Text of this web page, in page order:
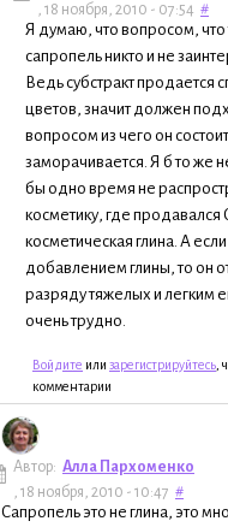
, 18 ноября, 2010 - 07:54 #
Я думаю, что вопросом, что
сапропель никто и не
Ведь субстракт продается
цветов, значит должен
вопросом из чего он
заморачивается. Я б то же
бы одно время не
косметику, где продавался
косметическая глина. А если
добавлением глины, то он
разряду тяжелых и легким
очень трудно.
Войдите или зарегистрируйтесь ,
комментарии
Автор: Алла Пархоменко
, 18 ноября, 2010 - 10:47 #
Сапропель это не глина, это